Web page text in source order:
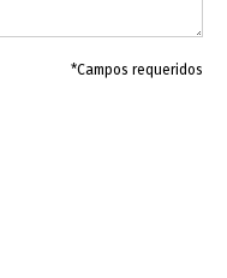
*Campos requeridos